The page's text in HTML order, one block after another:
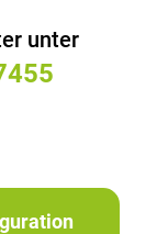
unter